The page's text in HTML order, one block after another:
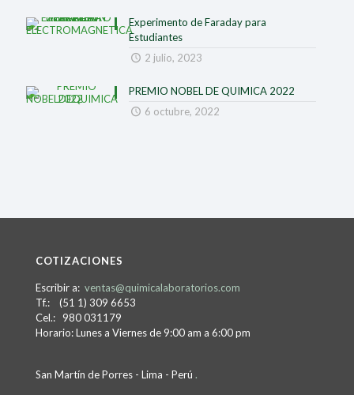
Experimento de Faraday para
Estudiantes
2 julio, 2023
PREMIO NOBEL DE QUIMICA 2022
6 octubre, 2022
COTIZACIONES
Escribir a: ventas@quimicalaboratorios.com
Tf.: (51 1) 309 6653
Cel.: 980 031179
Horario: Lunes a Viernes de 9:00 am a 6:00 pm
San Martín de Porres - Lima - Perú .